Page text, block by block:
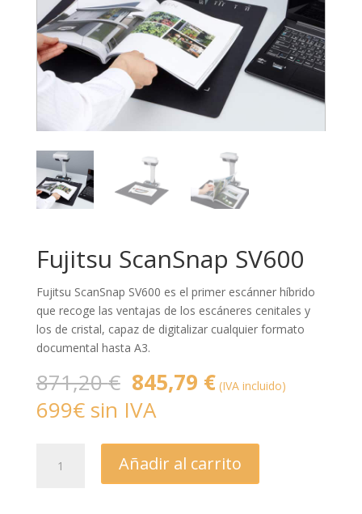
Fujitsu ScanSnap SV600
Fujitsu ScanSnap SV600 es el primer escánner híbrido
que recoge las ventajas de los escáneres cenitales y
los de cristal, capaz de digitalizar cualquier formato
documental hasta A3.
871,20€ El
precio
original
era:
871,20 €.
845,79 €El
precio
es:
845,79 €.
(IVA incluido)
699€ sin IVA
ScanSnap
Añadir al carrito